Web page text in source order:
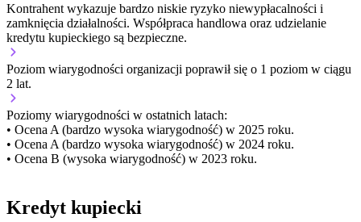
Kontrahent wykazuje bardzo niskie ryzyko niewypłacalności i
zamknięcia działalności. Współpraca handlowa oraz udzielanie
kredytu kupieckiego są bezpieczne.
Poziom wiarygodności organizacji poprawił się o 1 poziom w ciągu
2 lat.
Poziomy wiarygodności w ostatnich latach:
• Ocena A (bardzo wysoka wiarygodność) w 2025 roku.
• Ocena A (bardzo wysoka wiarygodność) w 2024 roku.
• Ocena B (wysoka wiarygodność) w 2023 roku.
Kredyt kupiecki